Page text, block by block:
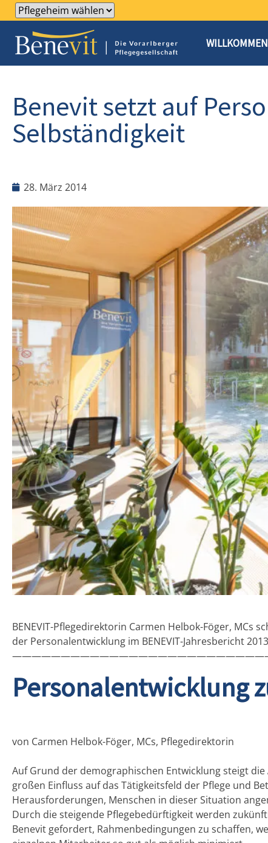
WILLKOMMEN
Benevit setzt auf
Selbständigkeit
28. März 2014
BENEVIT-Pflegedirektorin Carmen Helbok-Föger,
der Personalentwicklung im BENEVIT-Jahresbericht
Personalentwicklung
von Carmen Helbok-Föger, MCs, Pflegedirektorin
Auf Grund der demographischen Entwicklung steigt
großen Einfluss auf das Tätigkeitsfeld der Pflege und
Herausforderungen, Menschen in dieser Situation
Durch die steigende Pflegebedürftigkeit werden
Benevit gefordert, Rahmenbedingungen zu schaffen,